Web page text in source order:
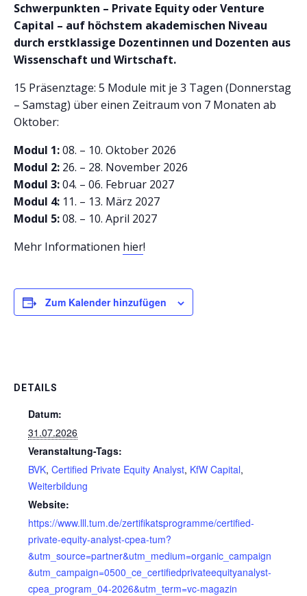
Schwerpunkten – Private Equity oder Venture
Capital – auf höchstem akademischen Niveau
durch erstklassige Dozentinnen und Dozenten aus
Wissenschaft und Wirtschaft.
15 Präsenztage: 5 Module mit je 3 Tagen (Donnerstag
– Samstag) über einen Zeitraum von 7 Monaten ab
Oktober:
Modul 1:08. – 10. Oktober 2026
Modul 2: 26. – 28. November 2026
Modul 3:04. – 06. Februar 2027
Modul 4: 11. – 13. März 2027
Modul 5:08. – 10. April 2027
Mehr Informationen hier!
Zum Kalender hinzufügen
DETAILS
Datum:
31.07.2026
Veranstaltung-Tags:
BVK, Certified Private Equity Analyst, KfW Capital,
Weiterbildung
Website:
https://www.lll.tum.de/zertifikatsprogramme/certified-
private-equity-analyst-cpea-tum?
&utm_source=partner&utm_medium=organic_campaign
&utm_campaign=0500_ce_certifiedprivateequityanalyst-
cpea_program_04-2026&utm_term=vc-magazin